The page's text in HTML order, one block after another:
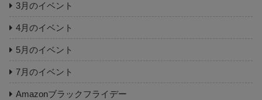
3月のイベント
4月のイベント
5月のイベント
7月のイベント
Amazonブラックフライデー